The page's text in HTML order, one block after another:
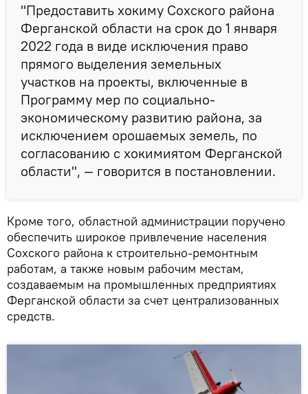
"Предоставить хокиму Сохского района
Ферган­ской области на срок до 1 января
2022 года в виде исключения право
прямого выделения земельных
участков на проекты, включенные в
Программу мер по социально-
экономическому развитию района, за
исключением орошаемых земель, по
согласованию с хокимиятом Ферганской
области", — говорится в постановлении.
Кроме того, областной администрации поручено
обеспечить широкое привлечение населения
Сохского района к строительно-ремонтным
работам, а также новым рабочим местам,
создаваемым на промышленных предприятиях
Ферганской области за счет централизованных
средств.